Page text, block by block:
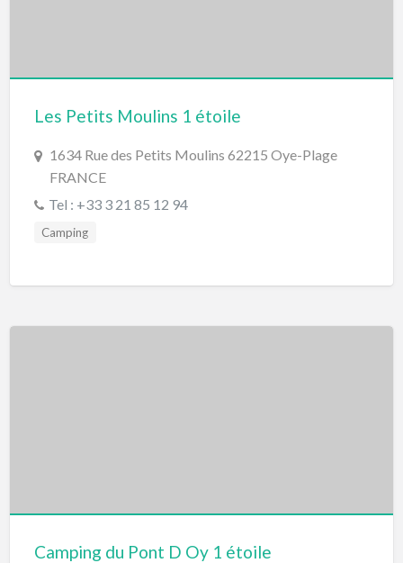
Les Petits Moulins 1 étoile
1634 Rue des Petits Moulins 62215 Oye-Plage
FRANCE
Tel : +33 3 21 85 12 94
Camping
Camping du Pont D Oy 1 étoile